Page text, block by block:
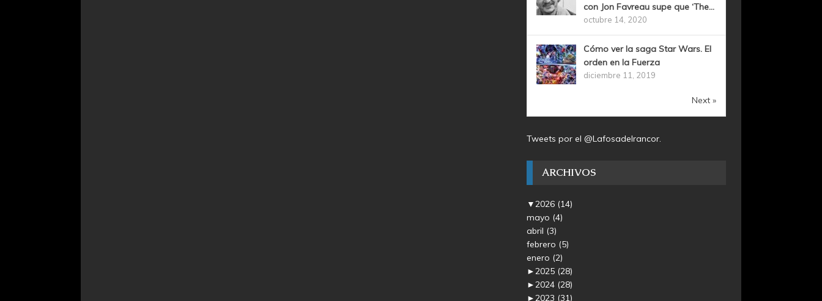
con Jon Favreau supe que ‘The...
octubre 14, 2020
Cómo ver la saga Star Wars. El
orden en la Fuerza
diciembre 11, 2019
Next »
Tweets por el @Lafosadelrancor.
ARCHIVOS
▼2026 (14)
mayo (4)
abril (3)
febrero (5)
enero (2)
►2025 (28)
►2024 (28)
►2023 (31)